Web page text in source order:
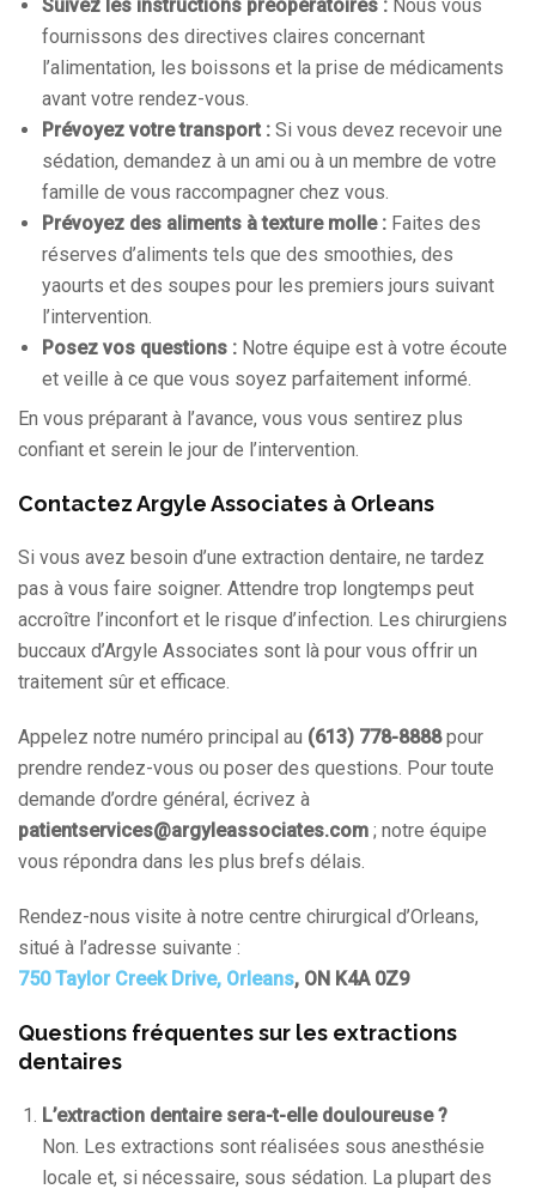
Suivez les instructions préopératoires : Nous vous
fournissons des directives claires concernant
l’alimentation, les boissons et la prise de médicaments
avant votre rendez-vous.
Prévoyez votre transport : Si vous devez recevoir une
sédation, demandez à un ami ou à un membre de votre
famille de vous raccompagner chez vous.
Prévoyez des aliments à texture molle : Faites des
réserves d’aliments tels que des smoothies, des
yaourts et des soupes pour les premiers jours suivant
l’intervention.
Posez vos questions : Notre équipe est à votre écoute
et veille à ce que vous soyez parfaitement informé.
En vous préparant à l’avance, vous vous sentirez plus
confiant et serein le jour de l’intervention.
Contactez Argyle Associates à Orleans
Si vous avez besoin d’une extraction dentaire, ne tardez
pas à vous faire soigner. Attendre trop longtemps peut
accroître l’inconfort et le risque d’infection. Les chirurgiens
buccaux d’Argyle Associates sont là pour vous offrir un
traitement sûr et efficace.
Appelez notre numéro principal au (613) 778-8888pour
prendre rendez-vous ou poser des questions. Pour toute
demande d’ordre général, écrivez à
patientservices@argyleassociates.com ; notre équipe
vous répondra dans les plus brefs délais.
Rendez-nous visite à notre centre chirurgical d’Orleans,
situé à l’adresse suivante :
750 Taylor Creek Drive, Orleans, ON K4A 0Z9
Questions fréquentes sur les extractions
dentaires
L’extraction dentaire sera-t-elle douloureuse ?
Non. Les extractions sont réalisées sous anesthésie
locale et, si nécessaire, sous sédation. La plupart des